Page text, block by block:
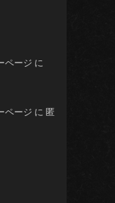
ページ に
ページ に匿